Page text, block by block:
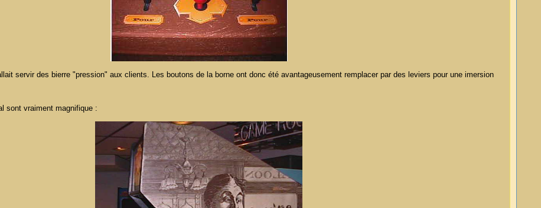
servir des bierre "pression" aux clients. Les boutons de la borne ont donc été avantageusement remplacer par des leviers pour une imersion
sont vraiment magnifique :